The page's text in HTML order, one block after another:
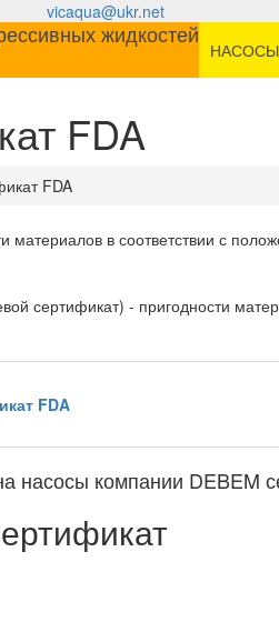
vicaqua@ukr.net
НАСОСЫ
FDA
FDA
материалов в соответствии с
сертификат) - пригодности
FDA
насосы компании DEBEM